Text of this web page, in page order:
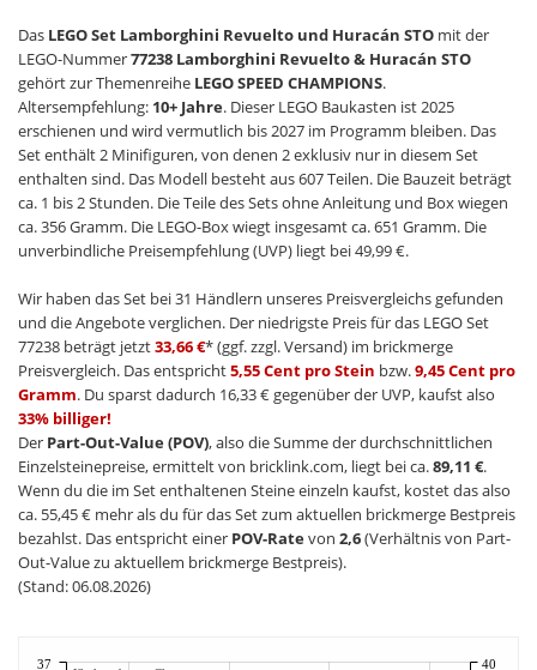
Das LEGO Set Lamborghini Revuelto und Huracán STO mit der
LEGO-Nummer77238 Lamborghini Revuelto & Huracán STO
gehört zur Themenreihe LEGO SPEED CHAMPIONS.
Altersempfehlung: 10+ Jahre. Dieser LEGO Baukasten ist 2025
erschienen und wird vermutlich bis 2027 im Programm bleiben. Das
Set enthält 2 Minifiguren, von denen 2 exklusiv nur in diesem Set
enthalten sind. Das Modell besteht aus 607 Teilen. Die Bauzeit beträgt
ca. 1 bis 2 Stunden. Die Teile des Sets ohne Anleitung und Box wiegen
ca. 356 Gramm. Die LEGO-Box wiegt insgesamt ca. 651 Gramm. Die
unverbindliche Preisempfehlung (UVP) liegt bei 49,99 €.
Wir haben das Set bei 31 Händlern unseres Preisvergleichs gefunden
und die Angebote verglichen. Der niedrigste Preis für das LEGO Set
77238 beträgt jetzt33,66 €* (ggf. zzgl. Versand) im brickmerge
Preisvergleich. Das entspricht5,55 Cent pro Stein bzw.9,45 Cent pro
Gramm. Du sparst dadurch 16,33 € gegenüber der UVP, kaufst also
33% billiger!
Der Part-Out-Value (POV), also die Summe der durchschnittlichen
Einzelsteinepreise, ermittelt von bricklink.com, liegt bei ca.89,11 €.
Wenn du die im Set enthaltenen Steine einzeln kaufst, kostet das also
ca. 55,45 € mehr als du für das Set zum aktuellen brickmerge Bestpreis
bezahlst. Das entspricht einer POV-Ratevon 2,6(Verhältnis von Part-
Out-Value zu aktuellem brickmerge Bestpreis).
(Stand: 06.08.2026)
37 40